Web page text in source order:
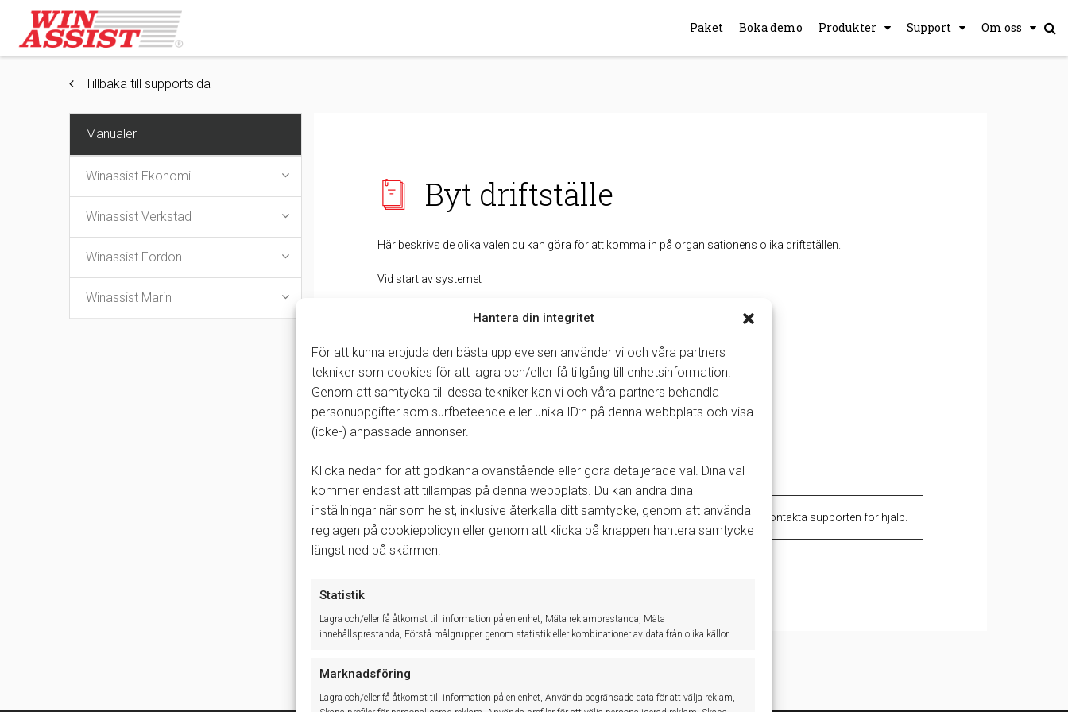
Hantera din integritet
För att kunna erbjuda den bästa upplevelsen använder vi och våra partners
tekniker som cookies för att lagra och/eller få tillgång till enhetsinformation.
Genom att samtycka till dessa tekniker kan vi och våra partners behandla
personuppgifter som surfbeteende eller unika ID:n på denna webbplats och visa
(icke-) anpassade annonser.
Klicka nedan för att godkänna ovanstående eller göra detaljerade val. Dina val
kommer endast att tillämpas på denna webbplats. Du kan ändra dina
inställningar när som helst, inklusive återkalla ditt samtycke, genom att använda
reglagen på cookiepolicyn eller genom att klicka på knappen hantera samtycke
längst ned på skärmen.
Statistik
Lagra och/eller få åtkomst till information på en enhet, Mäta reklamprestanda, Mäta
innehållsprestanda, Förstå målgrupper genom statistik eller kombinationer av data från olika källor.
Marknadsföring
Lagra och/eller få åtkomst till information på en enhet, Använda begränsade data för att välja reklam,
Paket Boka demo Produkter Support Om oss
Tillbaka till supportsida
Manualer
Winassist Ekonomi
Winassist Verkstad
Winassist Fordon
Winassist Marin
Byt driftställe
Här beskrivs de olika valen du kan göra för att komma in på organisationens olika driftställen.
Vid start av systemet
Användarnamn och Lösenord
Klicka på Logga in.
Vid byte inne i systemet
Gå tillArkiv → Byt driftställe.
Du kan välja att färgmarkera de olika driftställena för att särskilja dem åt. Kontakta supporten för hjälp.